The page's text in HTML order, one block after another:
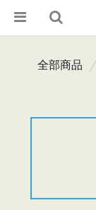
全部商品